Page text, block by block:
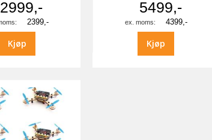
2999,-
2399,-
Kjøp
5499,-
4399,-
Kjøp